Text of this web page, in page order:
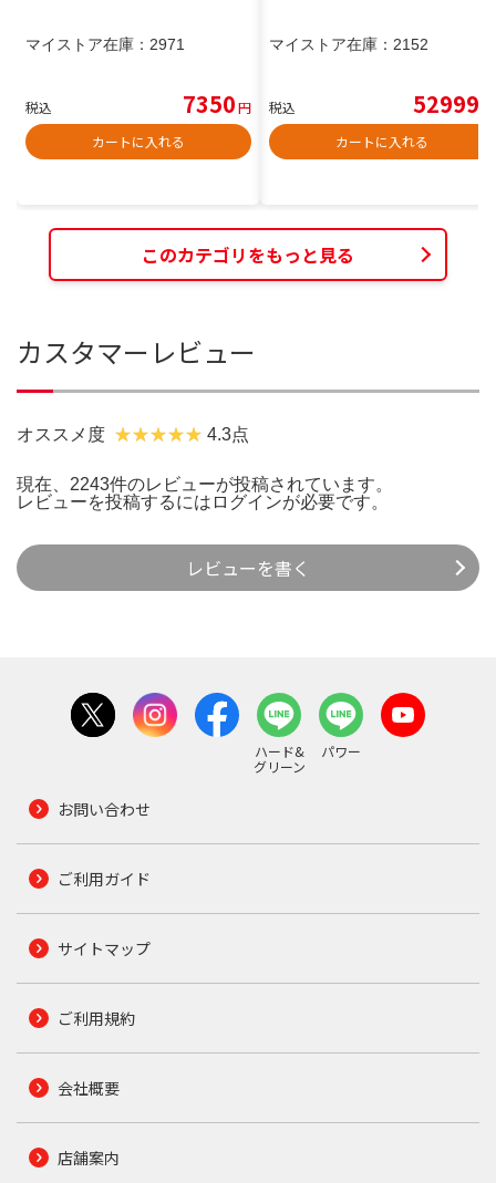
マイストア在庫： 2971
税込 7350円
カートに入れる
マイストア在庫： 2152
税込 52999
カートに入れる
このカテゴリをもっと見る
カスタマーレビュー
オススメ度 4.3点
現在、2243件のレビューが投稿されています。
レビューを投稿するには ログインが必要です。
レビューを書く
ハード&
グリーン
パワー
お問い合わせ
ご利用ガイド
サイトマップ
ご利用規約
会社概要
店舗案内